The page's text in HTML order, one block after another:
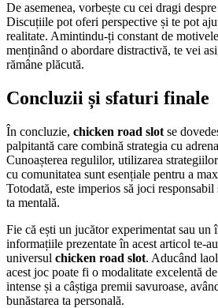
De asemenea, vorbește cu cei dragi
Discuțiile pot oferi perspective și te pot
realitate. Amintindu-ți constant de
menținând o abordare distractivă, te vei
rămâne plăcută.
Concluzii și sfaturi finale
În concluzie, chicken road slot se
palpitantă care combină strategia cu
Cunoașterea regulilor, utilizarea
cu comunitatea sunt esențiale pentru a
Totodată, este imperios să joci responsabil
ta mentală.
Fie că ești un jucător experimentat sau un
informațiile prezentate în acest articol te-
universul chicken road slot. Aducând
acest joc poate fi o modalitate excelentă
intense și a câștiga premii savuroase,
bunăstarea ta personală.